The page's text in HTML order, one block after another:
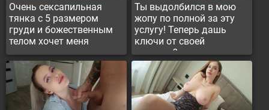
Очень сексапильная
тянка с 5 размером
груди и божественным
телом хочет меня
Ты выдолбился в мою
жопу по полной за эту
услугу! Теперь дашь
ключи от своей
машины?